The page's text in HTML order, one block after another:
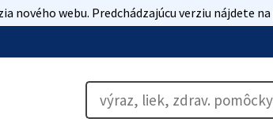
nového webu. Predchádzajúcu verziu nájdete na